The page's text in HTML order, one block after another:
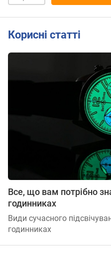
Корисні статті
Все, що вам потрібно
годинниках
Види сучасного
годинниках